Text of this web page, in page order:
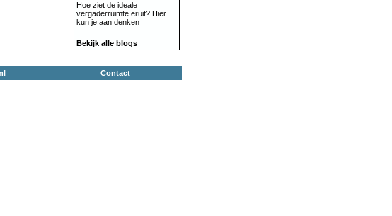
Hoe ziet de ideale
vergaderruimte eruit? Hier
kun je aan denken
Bekijk alle blogs
Contact